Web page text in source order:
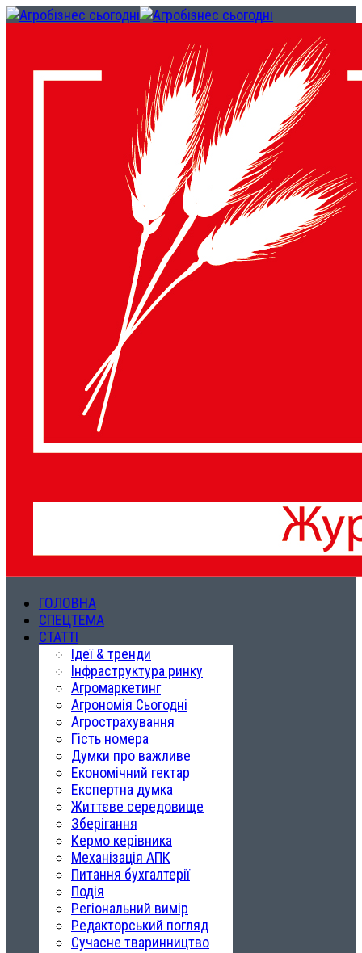
ГОЛОВНА
СПЕЦТЕМА
СТАТТІ
Ідеї & тренди
Інфраструктура ринку
Агромаркетинг
Агрономія Сьогодні
Агрострахування
Гість номера
Думки про важливе
Економічний гектар
Експертна думка
Життєве середовище
Зберігання
Кермо керівника
Механізація АПК
Питання бухгалтерії
Подія
Регіональний вимір
Редакторський погляд
Сучасне тваринництво